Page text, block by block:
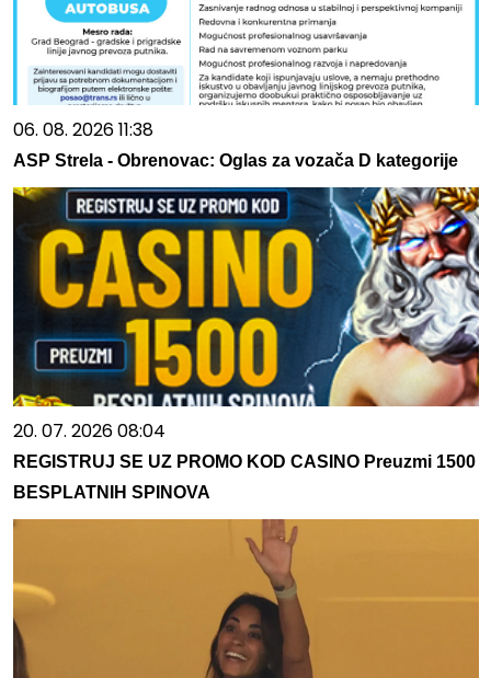
06. 08. 2026 11:38
ASP Strela - Obrenovac: Oglas za vozača D kategorije
20. 07. 2026 08:04
REGISTRUJ SE UZ PROMO KOD CASINO Preuzmi 1500
BESPLATNIH SPINOVA